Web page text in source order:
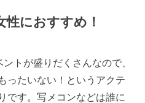
におすすめ！
トが盛りだくさんなので、
ったいない！というアクテ
です。写メコンなどは誰に